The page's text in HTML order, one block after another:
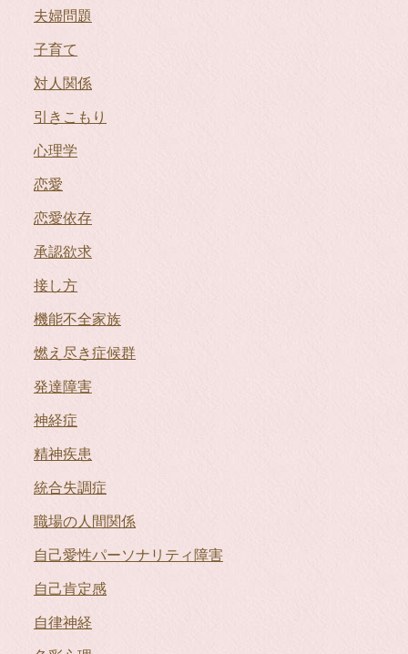
夫婦問題
子育て
対人関係
引きこもり
心理学
恋愛
恋愛依存
承認欲求
接し方
機能不全家族
燃え尽き症候群
発達障害
神経症
精神疾患
統合失調症
職場の人間関係
自己愛性パーソナリティ障害
自己肯定感
自律神経